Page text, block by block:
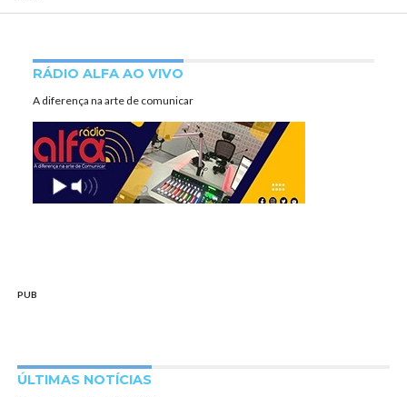
RÁDIO ALFA AO VIVO
A diferença na arte de comunicar
PUB
ÚLTIMAS NOTÍCIAS